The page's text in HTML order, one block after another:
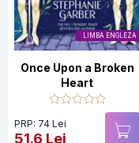
LIMBA ENGLEZA
Once Upon a Broken
Heart
PRP: 74 Lei
51.6 Lei